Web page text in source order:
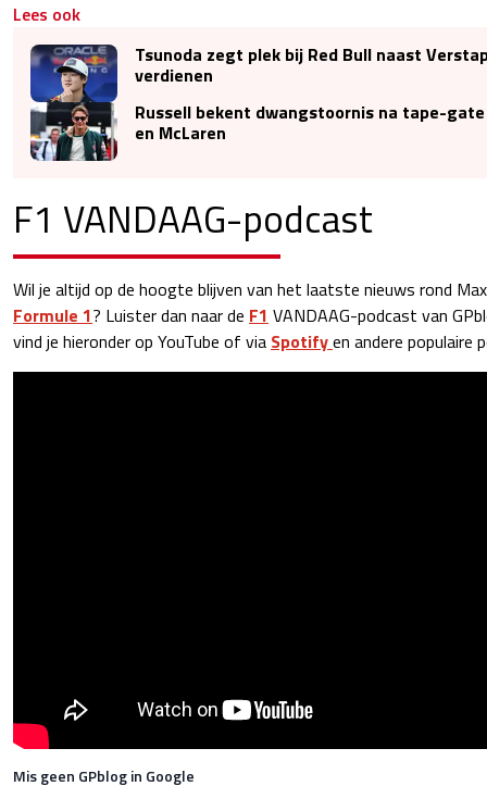
Lees ook
Tsunoda zegt plek bij Red Bull naast
verdienen
Russell bekent dwangstoornis na tape-
en McLaren
F1 VANDAAG-podcast
Wil je altijd op de hoogte blijven van het laatste nieuws rond
Formule 1? Luister dan naar de F1 VANDAAG-podcast van
vind je hieronder op YouTube of via Spotifyen andere populaire
Mis geen GPblog in Google